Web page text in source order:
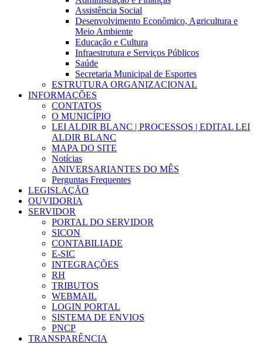
Assistência Social
Desenvolvimento Econômico, Agricultura e
Meio Ambiente
Educação e Cultura
Infraestrutura e Serviços Públicos
Saúde
Secretaria Municipal de Esportes
ESTRUTURA ORGANIZACIONAL
INFORMAÇÕES
CONTATOS
O MUNICÍPIO
LEI ALDIR BLANC | PROCESSOS | EDITAL LEI
ALDIR BLANC
MAPA DO SITE
Notícias
ANIVERSARIANTES DO MÊS
Perguntas Frequentes
LEGISLAÇÃO
OUVIDORIA
SERVIDOR
PORTAL DO SERVIDOR
SICON
CONTABILIADE
E-SIC
INTEGRAÇÕES
RH
TRIBUTOS
WEBMAIL
LOGIN PORTAL
SISTEMA DE ENVIOS
PNCP
TRANSPARÊNCIA